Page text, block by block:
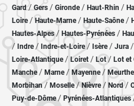
Gard/Gers / Gironde/ Haut-Rhin /
Loire/Haute-Marne/ Haute-Saône/
Hautes-Alpes/ Hautes-Pyrénées /
/ Indre/ Indre-et-Loire/ Isère/ Jura /
Loire-Atlantique/ Loiret / Lot/ Lot et
Manche/ Marne/ Mayenne/
Morbihan/ Moselle/ Nièvre / Nord/
Puy-de-Dôme/ Pyrénées-Atlantiques